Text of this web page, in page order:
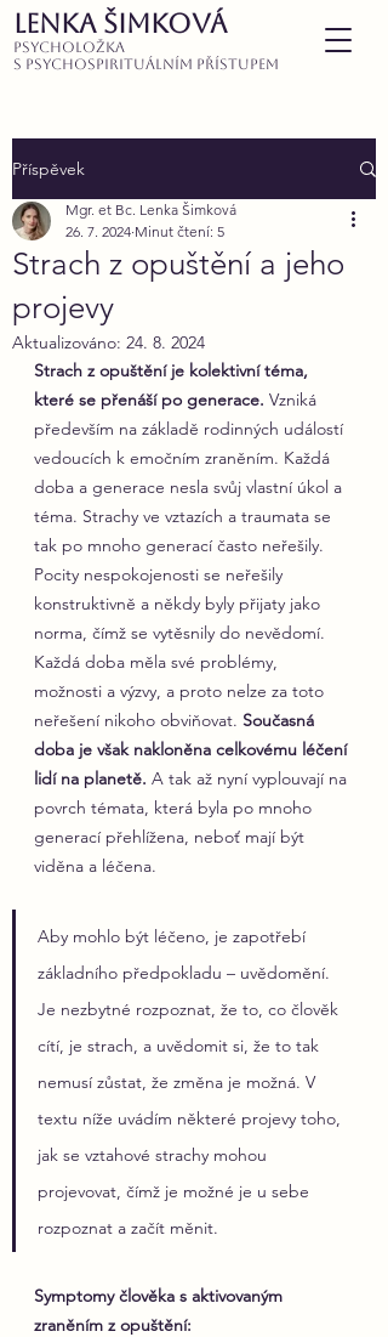
LENKA ŠIMKOVÁ
PSYCHOLOŽKA
S PSYCHOSPIRITUÁLNÍM PŘísTUPEM
Příspěvek
Strach z opuštění a jeho
projevy
Mgr. et Bc. Lenka Šimková
26. 7. 2024 Minut čtení: 5
Aktualizováno: 24. 8. 2024
Strach z opuštění je kolektivní téma,
které se přenáší po generace. Vzniká
především na základě rodinných událostí
vedoucích k emočním zraněním. Každá
doba a generace nesla svůj vlastní úkol a
téma. Strachy ve vztazích a traumata se
tak po mnoho generací často neřešily.
Pocity nespokojenosti se neřešily
konstruktivně a někdy byly přijaty jako
norma, čímž se vytěsnily do nevědomí.
Každá doba měla své problémy,
možnosti a výzvy, a proto nelze za toto
neřešení nikoho obviňovat. Současná
doba je však nakloněna celkovému léčení
lidí na planetě. A tak až nyní vyplouvají na
povrch témata, která byla po mnoho
generací přehlížena, neboť mají být
viděna a léčena.
Aby mohlo být léčeno, je zapotřebí
základního předpokladu – uvědomění.
Je nezbytné rozpoznat, že to, co člověk
cítí, je strach, a uvědomit si, že to tak
nemusí zůstat, že změna je možná. V
textu níže uvádím některé projevy toho,
jak se vztahové strachy mohou
projevovat, čímž je možné je u sebe
rozpoznat a začít měnit.
Symptomy člověka s aktivovaným
zraněním z opuštění: